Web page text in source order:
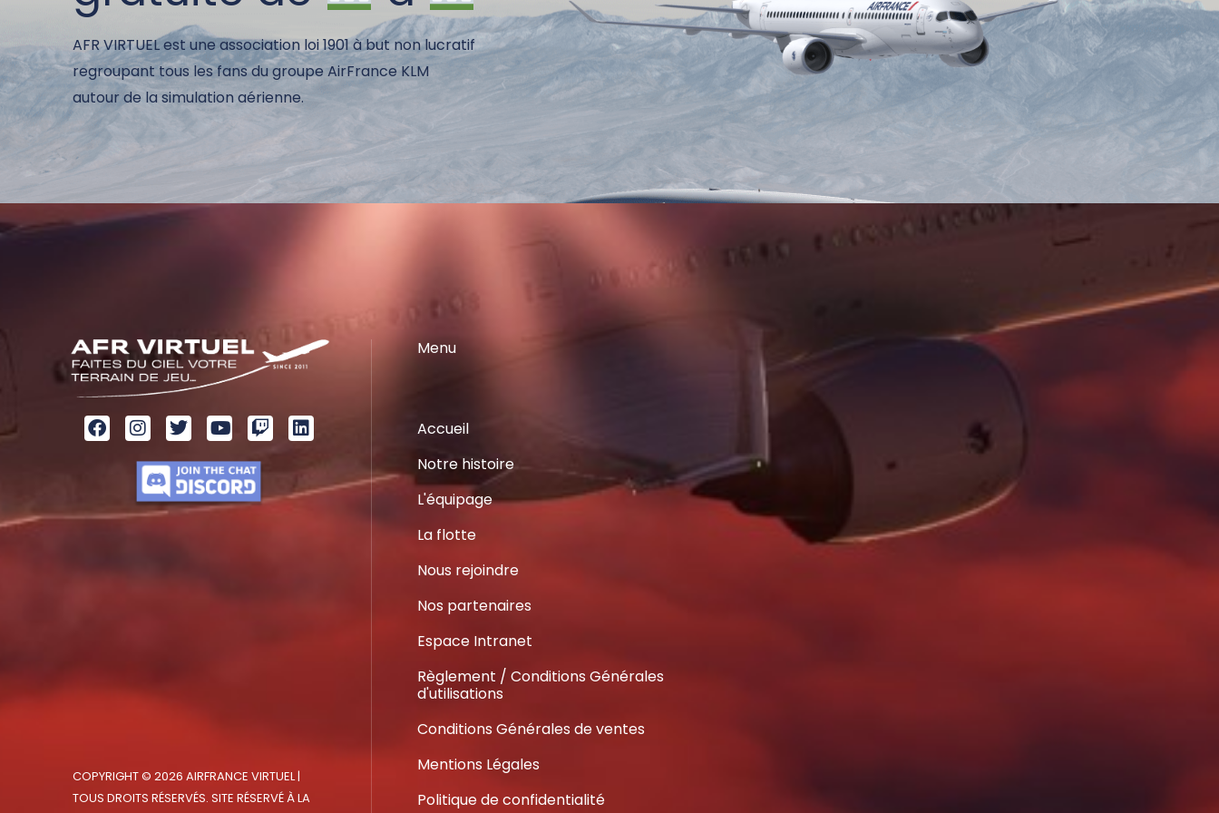
AFR VIRTUEL est une association loi 1901 à but non lucratif
regroupant tous les fans du groupe AirFrance KLM
autour de la simulation aérienne.
COPYRIGHT © 2026 AIRFRANCE VIRTUEL |
TOUS DROITS RÉSERVÉS. SITE RÉSERVÉ À LA
Menu
Accueil
Notre histoire
L'équipage
La flotte
Nous rejoindre
Nos partenaires
Espace Intranet
Règlement / Conditions Générales
d'utilisations
Conditions Générales de ventes
Mentions Légales
Politique de confidentialité